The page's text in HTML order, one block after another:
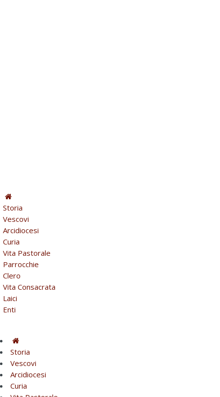
Storia
Vescovi
Arcidiocesi
Curia
Vita Pastorale
Parrocchie
Clero
Vita Consacrata
Laici
Enti
Storia
Vescovi
Arcidiocesi
Curia